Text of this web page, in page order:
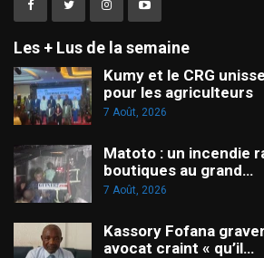
Les + Lus de la semaine
Kumy et le CRG
pour les agriculteurs
7 Août, 2026
Matoto : un incendie
boutiques au grand…
7 Août, 2026
Kassory Fofana
avocat craint « qu’il…